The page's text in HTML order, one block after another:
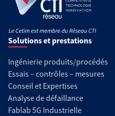
Solutions et prestations
Ingénierie produits/procédés
Essais – contrôles – mesures
Conseil et Expertises
Analyse de défaillance
Fablab 5G Industrielle